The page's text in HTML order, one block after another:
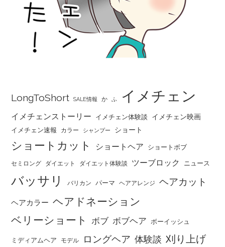
LongToShort SALE情報 か ふ イメチェン
イメチェンストーリー イメチェン体験談 イメチェン映画
イメチェン速報 カラー シャンプー ショート
ショートカット ショートヘア ショートボブ
セミロング ダイエット ダイエット体験談 ツーブロック ニュース
バッサリ バリカン パーマ ヘアアレンジ ヘアカット
ヘアカラー ヘアドネーション
ベリーショート
ボブ ボブヘア ボーイッシュ
ミディアムヘア モデル ロングヘア 体験談 刈り上げ